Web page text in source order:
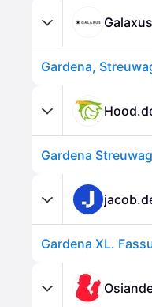
Galaxus
Gardena,
Gardena